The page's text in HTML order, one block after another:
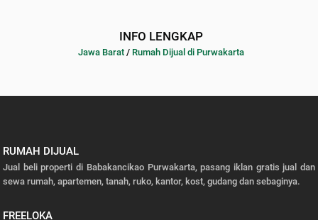
INFO LENGKAP
Jawa Barat / Rumah Dijual di Purwakarta
RUMAH DIJUAL
Jual beli properti di Babakancikao Purwakarta, pasang iklan gratis jual dan
sewa rumah, apartemen, tanah, ruko, kantor, kost, gudang dan sebaginya.
FREELOKA